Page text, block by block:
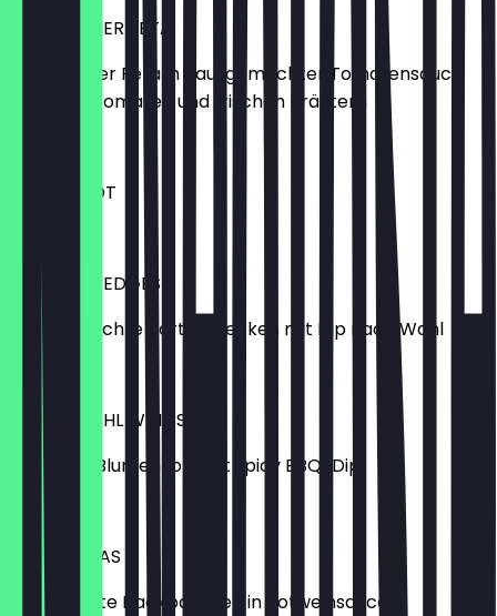
GEBACKENER FETA
gebackener Feta in hausgemachter Tomatensauce
mit Kirschtomaten und frischen Kräutern
EXTRA BROT
PATATO WEDGES
Hausgemachte Kartoffelecken mit Dip nach Wahl
6,50 €
BLUMENKOHL WINGS
frittierter Blumenkohl mit spicy BBQ-Dip
6,90 €
ALBONDIGAS
geschmorte Hackbällchen in Rotweinsauce